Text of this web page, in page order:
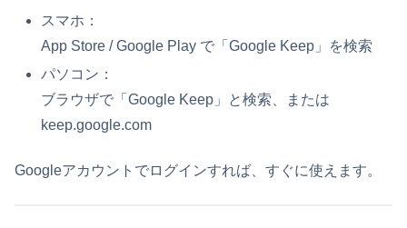
スマホ：
App Store / Google Play で「Google Keep」を検索
パソコン：
ブラウザで「Google Keep」と検索、または
keep.google.com
Googleアカウントでログインすれば、すぐに使えます。